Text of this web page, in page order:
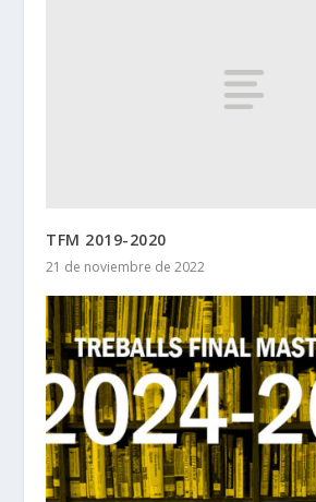
TFM 2019-2020
21 de noviembre de 2022